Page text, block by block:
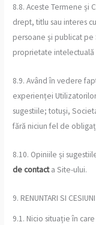
8.8. Aceste Termene și
drept, titlu sau interes
persoane și publicat
proprietate
8.9. Având în vedere
experienței
sugestiile; totuși,
fără niciun fel de
8.10. Opiniile și
de contacta Site-ului.
9. RENUNTARI SI CESIUNI
9.1. Nicio situație în